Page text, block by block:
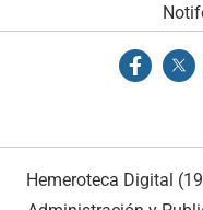
Hemeroteca Digital